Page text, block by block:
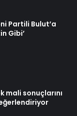
Partili Bulut’a
Gibi’
mali sonuçlarını